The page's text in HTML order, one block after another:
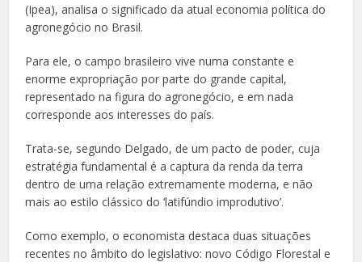
(Ipea), analisa o significado da atual economia política do
agronegócio no Brasil.
Para ele, o campo brasileiro vive numa constante e
enorme expropriação por parte do grande capital,
representado na figura do agronegócio, e em nada
corresponde aos interesses do país.
Trata-se, segundo Delgado, de um pacto de poder, cuja
estratégia fundamental é a captura da renda da terra
dentro de uma relação extremamente moderna, e não
mais ao estilo clássico do ‘latifúndio improdutivo’.
Como exemplo, o economista destaca duas situações
recentes no âmbito do legislativo: novo Código Florestal e